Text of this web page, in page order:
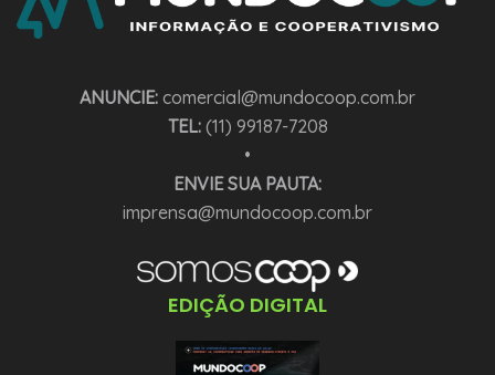
ANUNCIE: comercial@mundocoop.com.br
TEL:(11) 99187-7208
•
ENVIE SUA PAUTA:
imprensa@mundocoop.com.br
EDIÇÃO DIGITAL